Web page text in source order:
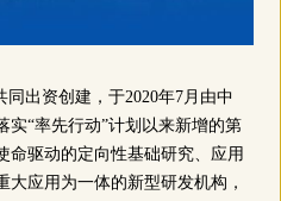
出资创建，于2020年7月由中
“率先行动”计划以来新增的第
命驱动的定向性基础研究、应用
应用为一体的新型研发机构，